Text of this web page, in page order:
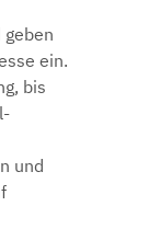
geben
ein.
bis
und